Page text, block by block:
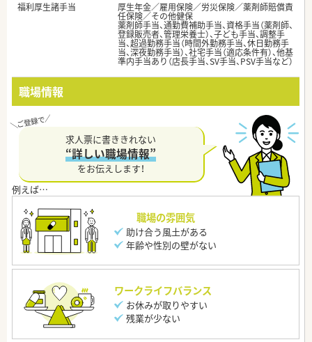
福利厚生諸手当
厚生年金／雇用保険／労災保険／薬剤師賠償責
任保険／その他健保
薬剤師手当、通勤費補助手当、資格手当（薬剤師、
登録販売者、管理栄養士）、子ども手当、調整手
当、超過勤務手当（時間外勤務手当、休日勤務手
当、深夜勤務手当）、社宅手当（適応条件有）、他基
準内手当あり（店長手当、SV手当、PSV手当など）
職場情報
求人票に書ききれない
“詳しい職場情報”
をお伝えします！
職場の雰囲気
助け合う風土がある
年齢や性別の壁がない
ワークライフバランス
お休みが取りやすい
残業が少ない